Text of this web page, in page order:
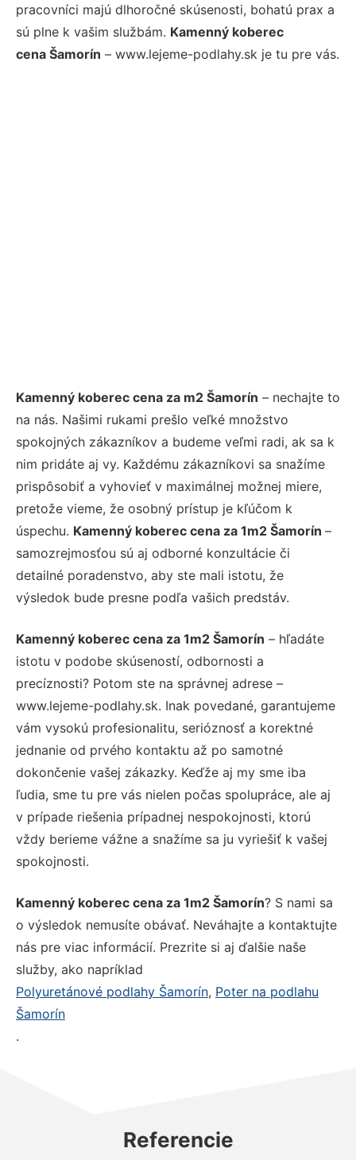
pracovníci majú dlhoročné skúsenosti, bohatú prax a
sú plne k vašim službám. Kamenný koberec
cena Šamorín – www.lejeme-podlahy.sk je tu pre vás.
Kamenný koberec cena za m2 Šamorín – nechajte to
na nás. Našimi rukami prešlo veľké množstvo
spokojných zákazníkov a budeme veľmi radi, ak sa k
nim pridáte aj vy. Každému zákazníkovi sa snažíme
prispôsobiť a vyhovieť v maximálnej možnej miere,
pretože vieme, že osobný prístup je kľúčom k
úspechu. Kamenný koberec cena za 1m2 Šamorín –
samozrejmosťou sú aj odborné konzultácie či
detailné poradenstvo, aby ste mali istotu, že
výsledok bude presne podľa vašich predstáv.
Kamenný koberec cena za 1m2 Šamorín – hľadáte
istotu v podobe skúseností, odbornosti a
precíznosti? Potom ste na správnej adrese –
www.lejeme-podlahy.sk. Inak povedané, garantujeme
vám vysokú profesionalitu, serióznosť a korektné
jednanie od prvého kontaktu až po samotné
dokončenie vašej zákazky. Keďže aj my sme iba
ľudia, sme tu pre vás nielen počas spolupráce, ale aj
v prípade riešenia prípadnej nespokojnosti, ktorú
vždy berieme vážne a snažíme sa ju vyriešiť k vašej
spokojnosti.
Kamenný koberec cena za 1m2 Šamorín? S nami sa
o výsledok nemusíte obávať. Neváhajte a kontaktujte
nás pre viac informácií. Prezrite si aj ďalšie naše
služby, ako napríklad
Polyuretánové podlahy Šamorín, Poter na podlahu
Šamorín
.
Referencie